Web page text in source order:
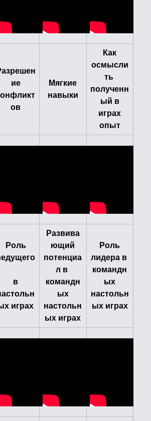
ие
ов
Мягкие
навыки
Как
осмысли
ть
полученн
ый в
играх
опыт
Роль
в
играх
Развива
ющий
потенциа
л в
командн
ых
настольн
ых играх
Роль
лидера в
командн
ых
настольн
ых играх